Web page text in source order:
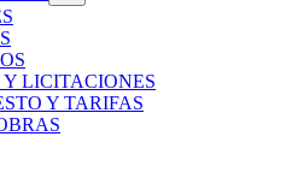
Y LICITACIONES
Y TARIFAS